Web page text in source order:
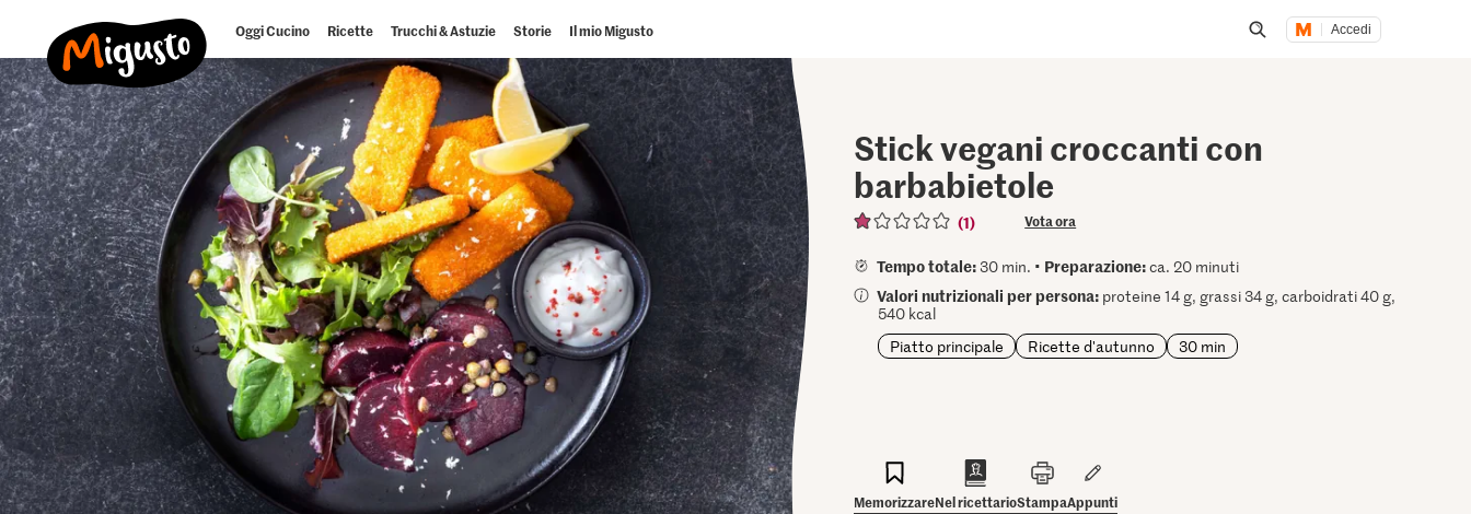
Oggi Cucino Ricette Trucchi & Astuzie Storie Il mio Migusto Accedi
Stick vegani croccanti con
barbabietole
(1) Vota ora
Tempo totale: 30 min. • Preparazione:ca. 20 minuti
Valori nutrizionali per persona: proteine 14 g, grassi 34 g, carboidrati 40 g,
540 kcal
Piatto principale
Ricette d'autunno 30 min
MemorizzareNel ricettarioStampaAppunti